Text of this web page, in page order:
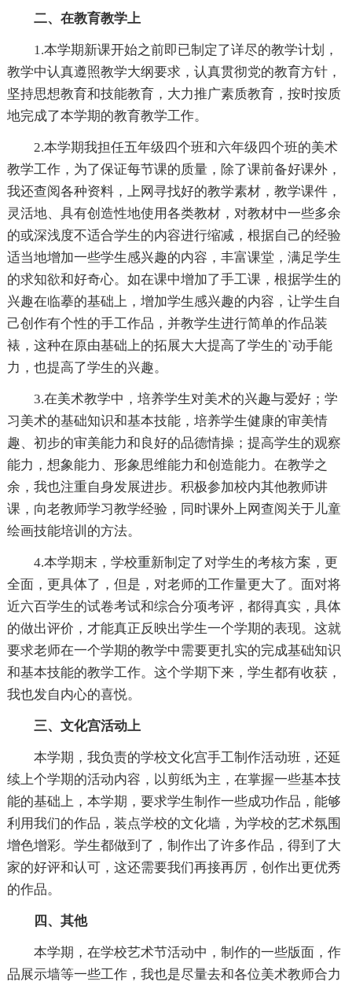
二、在教育教学上
1.本学期新课开始之前即已制定了详尽的教学计划，
教学中认真遵照教学大纲要求，认真贯彻党的教育方针，
坚持思想教育和技能教育，大力推广素质教育，按时按质
地完成了本学期的教育教学工作。
2.本学期我担任五年级四个班和六年级四个班的美术
教学工作，为了保证每节课的质量，除了课前备好课外，
我还查阅各种资料，上网寻找好的教学素材，教学课件，
灵活地、具有创造性地使用各类教材，对教材中一些多余
的或深浅度不适合学生的内容进行缩减，根据自己的经验
适当地增加一些学生感兴趣的内容，丰富课堂，满足学生
的求知欲和好奇心。如在课中增加了手工课，根据学生的
兴趣在临摹的基础上，增加学生感兴趣的内容，让学生自
己创作有个性的手工作品，并教学生进行简单的作品装
裱，这种在原由基础上的拓展大大提高了学生的`动手能
力，也提高了学生的兴趣。
3.在美术教学中，培养学生对美术的兴趣与爱好；学
习美术的基础知识和基本技能，培养学生健康的审美情
趣、初步的审美能力和良好的品德情操；提高学生的观察
能力，想象能力、形象思维能力和创造能力。在教学之
余，我也注重自身发展进步。积极参加校内其他教师讲
课，向老教师学习教学经验，同时课外上网查阅关于儿童
绘画技能培训的方法。
4.本学期末，学校重新制定了对学生的考核方案，更
全面，更具体了，但是，对老师的工作量更大了。面对将
近六百学生的试卷考试和综合分项考评，都得真实，具体
的做出评价，才能真正反映出学生一个学期的表现。这就
要求老师在一个学期的教学中需要更扎实的完成基础知识
和基本技能的教学工作。这个学期下来，学生都有收获，
我也发自内心的喜悦。
三、文化宫活动上
本学期，我负责的学校文化宫手工制作活动班，还延
续上个学期的活动内容，以剪纸为主，在掌握一些基本技
能的基础上，本学期，要求学生制作一些成功作品，能够
利用我们的作品，装点学校的文化墙，为学校的艺术氛围
增色增彩。学生都做到了，制作出了许多作品，得到了大
家的好评和认可，这还需要我们再接再厉，创作出更优秀
的作品。
四、其他
本学期，在学校艺术节活动中，制作的一些版面，作
品展示墙等一些工作，我也是尽量去和各位美术教师合力